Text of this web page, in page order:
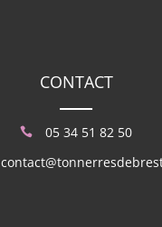
CONTACT
05 34 51 82 50